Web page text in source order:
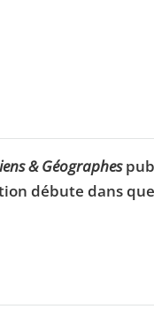
& Géographes
débute dans